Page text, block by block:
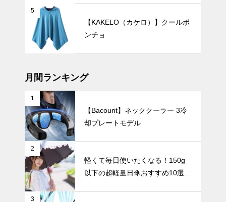
くすみカラー
でさりげなく
紫外線対策。
スカラーの日
傘おすすめ6
バッグにすっ
きり収納！持
ち運びに便利
な折りたたみ
日傘おすすめ
6選｜軽量・
自動開閉・お
しゃれデザイ
ンで毎日快適
暑さ対策
5
【KAKELO（カケロ）】クールポ
ンチョ
月間ランキング
1
【Bacount】ネッククーラー 3冷
却プレートモデル
2
軽くて毎日使いたくなる！150g
以下の超軽量日傘おすすめ10選
3